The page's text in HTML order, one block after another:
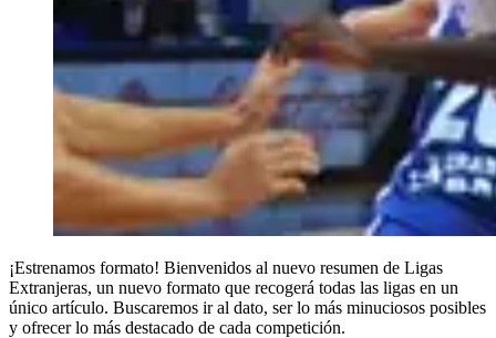
¡Estrenamos formato! Bienvenidos al nuevo resumen de Ligas
Extranjeras, un nuevo formato que recogerá todas las ligas en un
único artículo. Buscaremos ir al dato, ser lo más minuciosos posibles
y ofrecer lo más destacado de cada competición.